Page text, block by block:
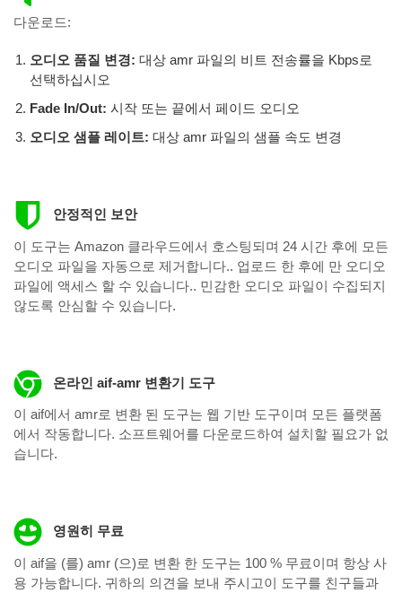
다운로드:
오디오 품질 변경: 대상 amr 파일의 비트 전송률을 Kbps로
선택하십시오
Fade In/Out: 시작 또는 끝에서 페이드 오디오
오디오 샘플 레이트: 대상 amr 파일의 샘플 속도 변경
안정적인 보안
이 도구는 Amazon 클라우드에서 호스팅되며 24 시간 후에 모든
오디오 파일을 자동으로 제거합니다.. 업로드 한 후에 만 ​​오디오
파일에 액세스 할 수 있습니다.. 민감한 오디오 파일이 수집되지
않도록 안심할 수 있습니다.
온라인 aif-amr 변환기 도구
이 aif에서 amr로 변환 된 도구는 웹 기반 도구이며 모든 플랫폼
에서 작동합니다. 소프트웨어를 다운로드하여 설치할 필요가 없
습니다.
영원히 무료
이 aif을 (를) amr (으)로 변환 한 도구는 100 % 무료이며 항상 사
용 가능합니다. 귀하의 의견을 보내 주시고이 도구를 친구들과